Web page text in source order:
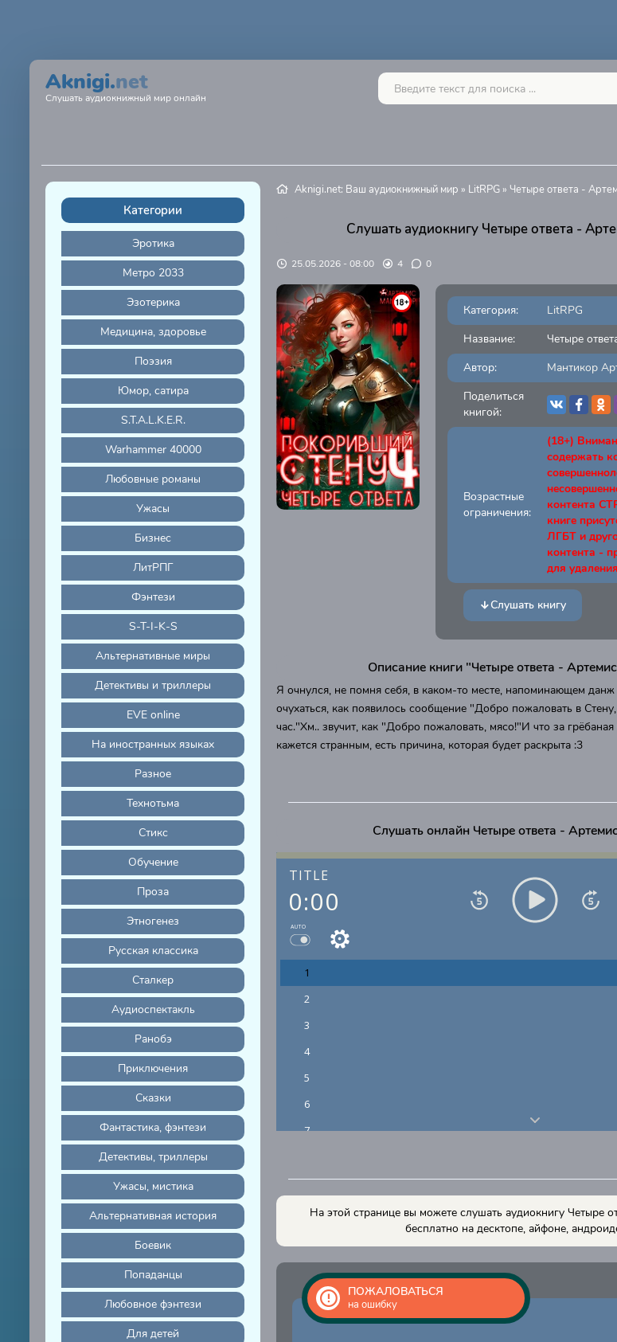
Aknigi.net
Слушать аудиокнижный мир онлайн
Категории
Эротика
Метро 2033
Эзотерика
Медицина, здоровье
Поэзия
Юмор, сатира
S.T.A.L.K.E.R.
Warhammer 40000
Любовные романы
Ужасы
Бизнес
ЛитРПГ
Фэнтези
S-T-I-K-S
Альтернативные миры
Детективы и триллеры
EVE online
На иностранных языках
Разное
Технотьма
Стикс
Обучение
Проза
Этногенез
Русская классика
Сталкер
Аудиоспектакль
Ранобэ
Приключения
Сказки
Фантастика, фэнтези
Детективы, триллеры
Ужасы, мистика
Альтернативная история
Боевик
Попаданцы
Любовное фэнтези
Для детей
Aknigi.net: Ваш аудиокнижный мир » LitRPG » Четыре ответа -
Слушать аудиокнигу Четыре ответа -
25.05.2026 - 08:00 4 0
Категория:
LitRPG
Название:
Четыре
Автор:
Мантикор
Поделиться
книгой:
Возрастные
ограничения:
(18+)
содержать
контента
книге
ЛГБТ и
контента -
для
Слушать книгу
Описание книги "Четыре ответа -
Я очнулся, не помня себя, в каком-то месте, напоминающем
очухаться, как появилось сообщение "Добро пожаловать в
час."Хм.. звучит, как "Добро пожаловать, мясо!"И что за грёбаная
кажется странным, есть причина, которая будет раскрыта :3
Слушать онлайн Четыре ответа -
TITLE
0:00
AUTO
1
2
3
4
5
6
7
9
10
12
13
14
На этой странице вы можете слушать аудиокнигу Четыре
бесплатно на десктопе, айфоне,
ПОЖАЛОВАТЬСЯ
на ошибку